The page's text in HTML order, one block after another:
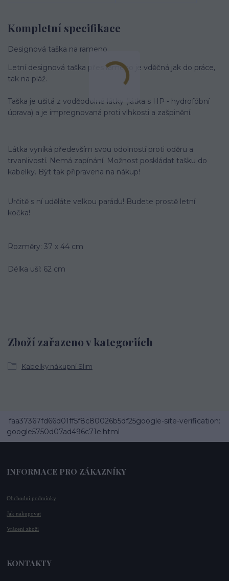
Kompletní specifikace
Designová taška na rameno.
Letní designová taška přes rameno je vděčná jak do práce,
tak na pláž.
Taška je ušitá z voděodolné látky (látka s HP - hydrofóbní
úprava) a je impregnovaná proti vlhkosti a zašpinění.
Látka vyniká především svou odolností proti oděru a
trvanlivostí. Nemá zapínání. Možnost poskládat tašku do
kabelky. Být tak připravena na nákup!
Určitě s ní uděláte velkou parádu! Budete prostě letní
kočka!
Rozměry: 37 x 44 cm
Délka uší: 62 cm
Zboží zařazeno v kategoriích
Kabelky nákupní Slim
faa37367fd66d01ff5f8c80026b5df25google-site-verification:
google5750d07ad496c71e.html
INFORMACE PRO ZÁKAZNÍKY
Obchodní podmínky
Jak nakupovat
Vrácení zboží
KONTAKTY